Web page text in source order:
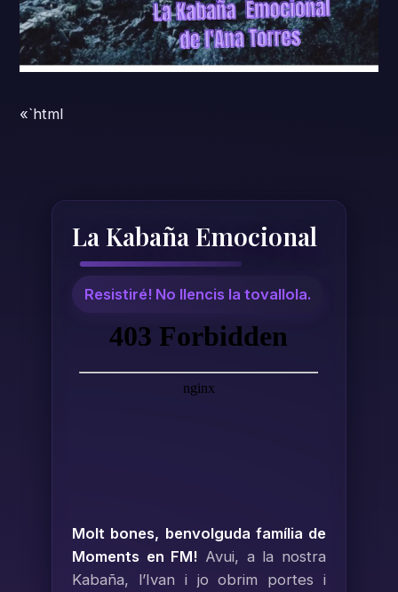
«`html
La Kabaña Emocional
Resistiré! No llencis la tovallola.
Molt bones, benvolguda família de
Moments en FM! Avui, a la nostra
Kabaña, l’Ivan i jo obrim portes i